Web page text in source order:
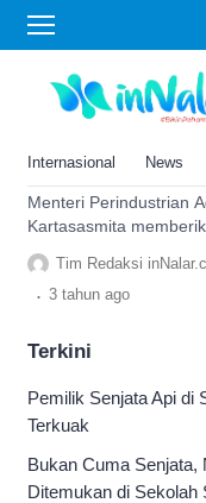
Internasional News
Kartasasmita
Indonesia Menjadi
Halal Internasional
Langkahnya!
Menteri Perindustrian
Kartasasmita
bahwa Indonesia
pemimpin pasar halal
Tim Redaksi
. 3 tahun ago
Terkini
Pemilik Senjata Api di
Terkuak
Bukan Cuma Senjata,
Ditemukan di Sekolah